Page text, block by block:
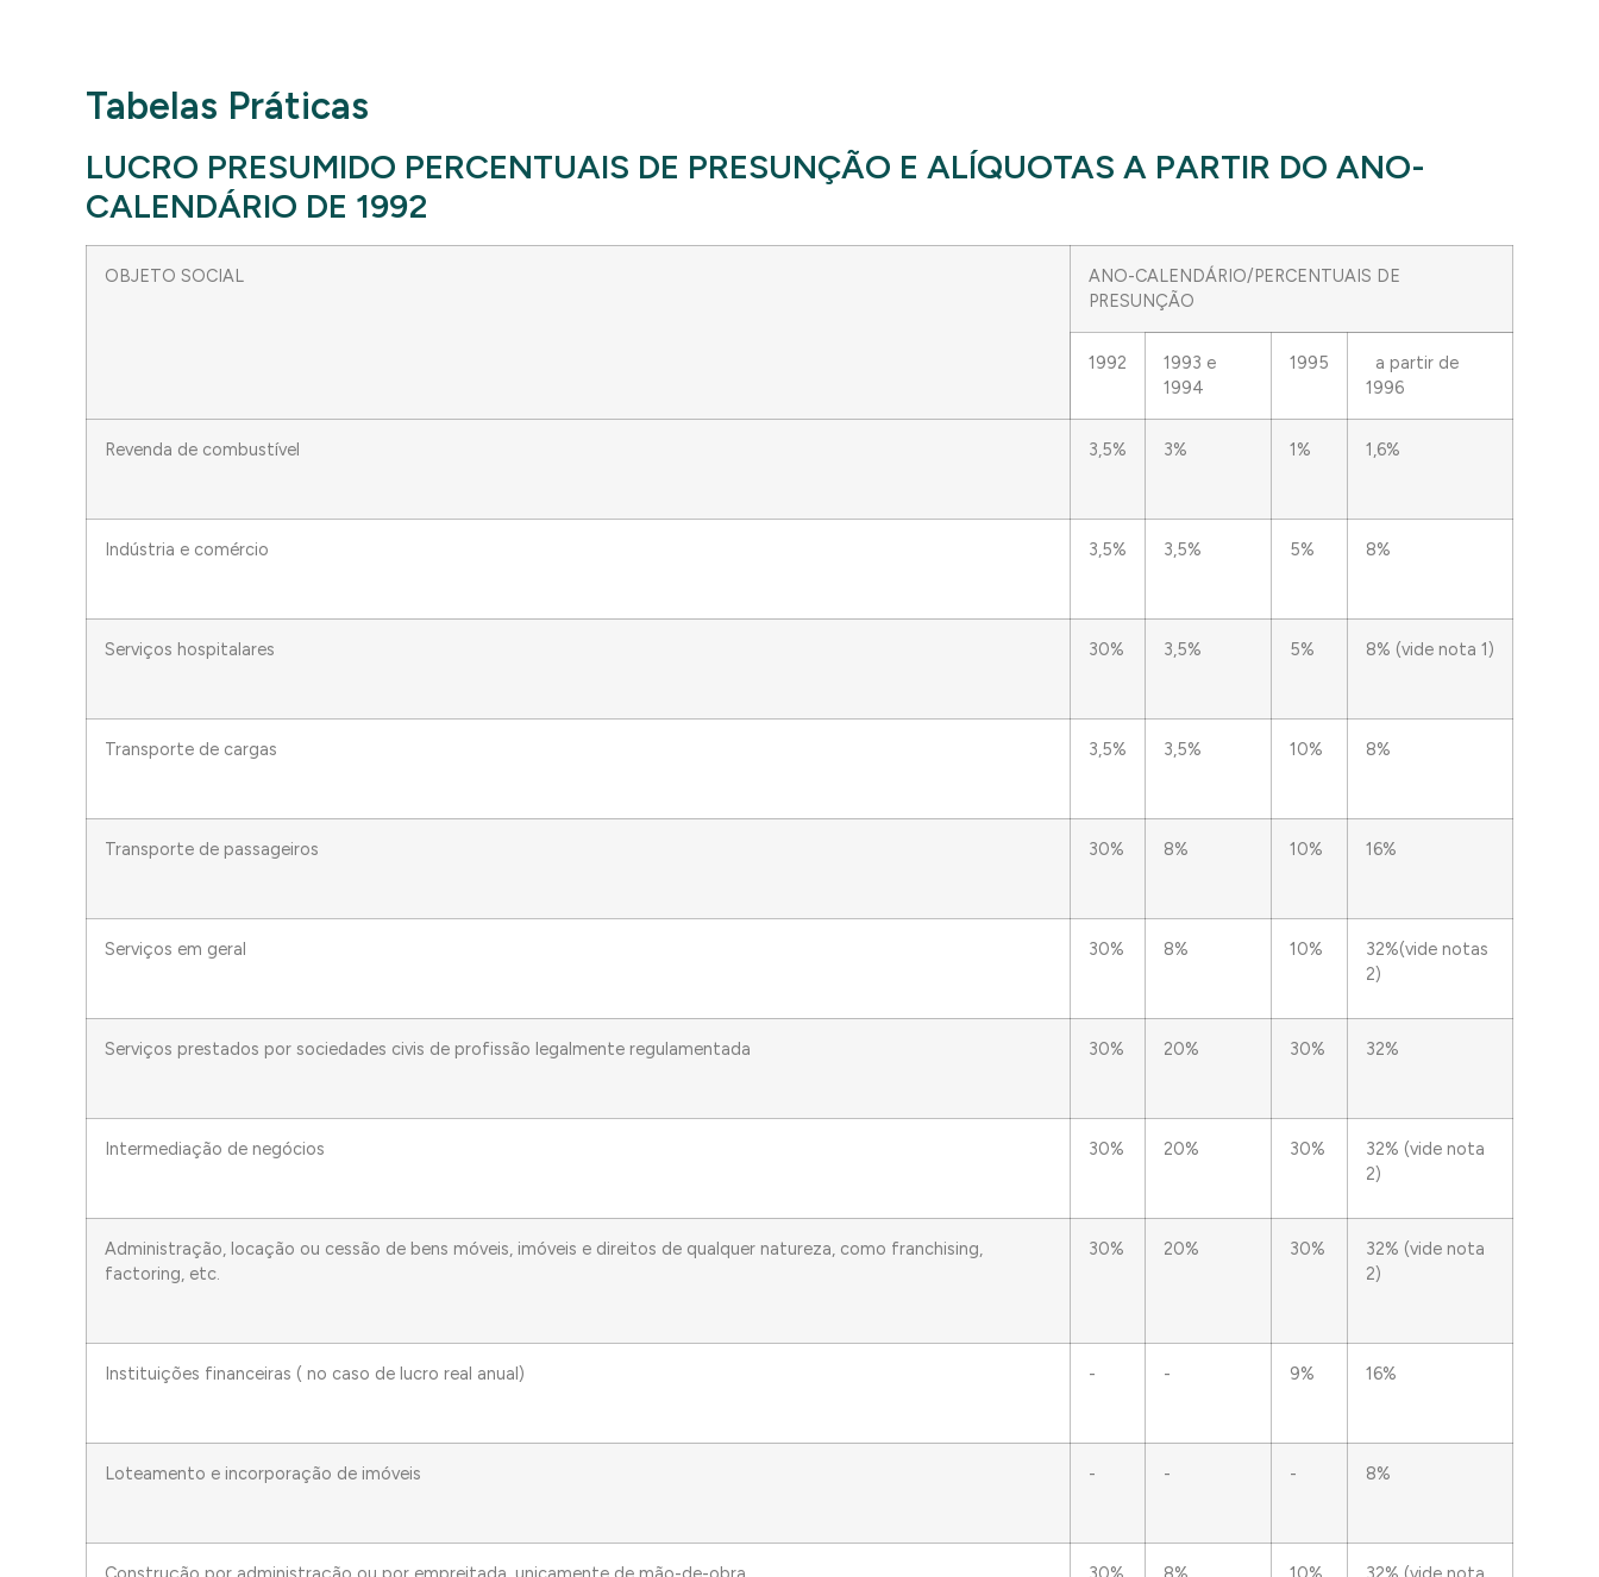
Tabelas Práticas
LUCRO PRESUMIDO PERCENTUAIS DE PRESUNÇÃO E ALÍQUOTAS A PARTIR DO ANO-
CALENDÁRIO DE 1992
OBJETO SOCIAL
ANO-CALENDÁRIO/PERCENTUAIS DE
PRESUNÇÃO
1992
1993 e
1994
1995
a partir de
1996
Revenda de combustível 3,5% 3% 1% 1,6%
Indústria e comércio 3,5% 3,5% 5% 8%
Serviços hospitalares 30% 3,5% 5% 8% (vide nota 1)
Transporte de cargas 3,5% 3,5% 10% 8%
Transporte de passageiros 30% 8% 10% 16%
Serviços em geral 30% 8% 10%
32%(vide notas
2)
Serviços prestados por sociedades civis de profissão legalmente regulamentada 30% 20% 30% 32%
Intermediação de negócios 30% 20% 30%
32% (vide nota
2)
Administração, locação ou cessão de bens móveis, imóveis e direitos de qualquer natureza, como franchising,
factoring, etc.
30% 20% 30%
32% (vide nota
2)
Instituições financeiras ( no caso de lucro real anual) - - 9% 16%
Loteamento e incorporação de imóveis - - - 8%